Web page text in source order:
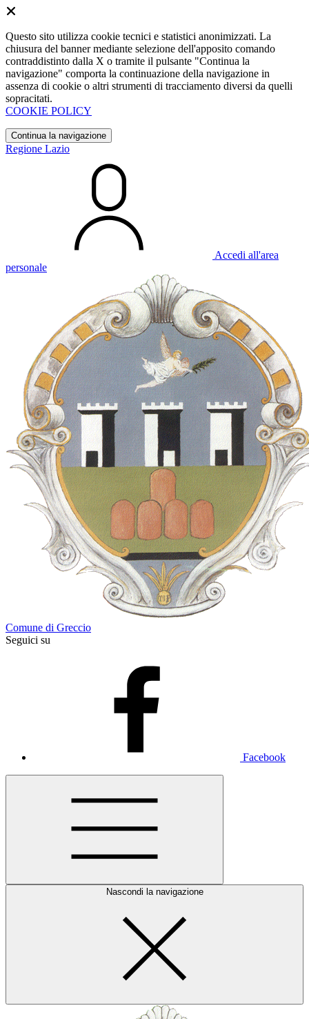
Questo sito utilizza cookie tecnici e statistici anonimizzati. La
chiusura del banner mediante selezione dell'apposito comando
contraddistinto dalla X o tramite il pulsante "Continua la
navigazione" comporta la continuazione della navigazione in
assenza di cookie o altri strumenti di tracciamento diversi da quelli
sopracitati.
COOKIE POLICY
Continua la navigazione
Regione Lazio
Accedi all'area
personale
Comune di Greccio
Seguici su
Facebook
Nascondi la navigazione